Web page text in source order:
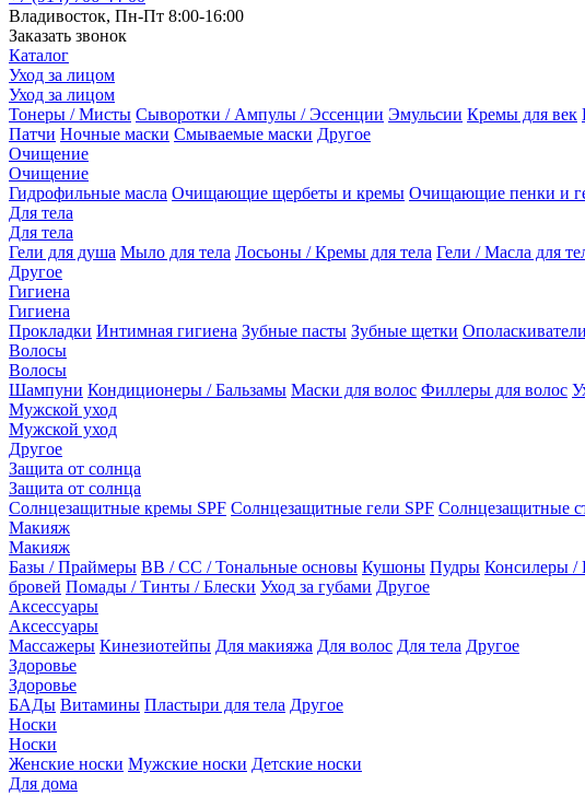
Владивосток, Пн-Пт 8:00-16:00
Заказать звонок
Каталог
Уход за лицом
Уход за лицом
Тонеры / Мисты Сыворотки / Ампулы / Эссенции Эмульсии Кремы для век
Патчи Ночные маски Смываемые маски Другое
Очищение
Очищение
Гидрофильные масла Очищающие щербеты и кремы Очищающие пенки и
Для тела
Для тела
Гели для душа Мыло для тела Лосьоны / Кремы для тела Гели / Масла для
Другое
Гигиена
Гигиена
Прокладки Интимная гигиена Зубные пасты Зубные щетки
Волосы
Волосы
Шампуни Кондиционеры / Бальзамы Маски для волос Филлеры для волос
Мужской уход
Мужской уход
Другое
Защита от солнца
Защита от солнца
Солнцезащитные кремы SPF Солнцезащитные гели SPF Солнцезащитные
Макияж
Макияж
Базы / Праймеры BB / CC / Тональные основы Кушоны Пудры Консилеры /
бровей Помады / Тинты / Блески Уход за губами Другое
Аксессуары
Аксессуары
Массажеры Кинезиотейпы Для макияжа Для волос Для тела Другое
Здоровье
Здоровье
БАДы Витамины Пластыри для тела Другое
Носки
Носки
Женские носки Мужские носки Детские носки
Для дома